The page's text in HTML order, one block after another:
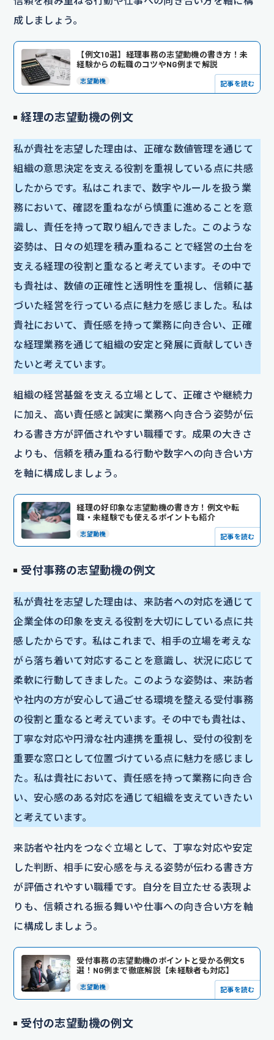
成しましょう。
【例文10選】経理事務の志望動機の書き方！未
経験からの転職のコツやNG例まで解説
志望動機 記事を読む
経理の志望動機の例文
私が貴社を志望した理由は、正確な数値管理を通じて
組織の意思決定を支える役割を重視している点に共感
したからです。私はこれまで、数字やルールを扱う業
務において、確認を重ねながら慎重に進めることを意
識し、責任を持って取り組んできました。このような
姿勢は、日々の処理を積み重ねることで経営の土台を
支える経理の役割と重なると考えています。その中で
も貴社は、数値の正確性と透明性を重視し、信頼に基
づいた経営を行っている点に魅力を感じました。私は
貴社において、責任感を持って業務に向き合い、正確
な経理業務を通じて組織の安定と発展に貢献していき
たいと考えています。
組織の経営基盤を支える立場として、正確さや継続力
に加え、高い責任感と誠実に業務へ向き合う姿勢が伝
わる書き方が評価されやすい職種です。成果の大きさ
よりも、信頼を積み重ねる行動や数字への向き合い方
を軸に構成しましょう。
経理の好印象な志望動機の書き方！例文や転
職・未経験でも使えるポイントも紹介
志望動機 記事を読む
受付事務の志望動機の例文
私が貴社を志望した理由は、来訪者への対応を通じて
企業全体の印象を支える役割を大切にしている点に共
感したからです。私はこれまで、相手の立場を考えな
がら落ち着いて対応することを意識し、状況に応じて
柔軟に行動してきました。このような姿勢は、来訪者
や社内の方が安心して過ごせる環境を整える受付事務
の役割と重なると考えています。その中でも貴社は、
丁寧な対応や円滑な社内連携を重視し、受付の役割を
重要な窓口として位置づけている点に魅力を感じまし
た。私は貴社において、責任感を持って業務に向き合
い、安心感のある対応を通じて組織を支えていきたい
と考えています。
来訪者や社内をつなぐ立場として、丁寧な対応や安定
した判断、相手に安心感を与える姿勢が伝わる書き方
が評価されやすい職種です。自分を目立たせる表現よ
りも、信頼される振る舞いや仕事への向き合い方を軸
に構成しましょう。
受付事務の志望動機のポイントと受かる例文5
選！NG例まで徹底解説【未経験者も対応】
志望動機 記事を読む
受付の志望動機の例文